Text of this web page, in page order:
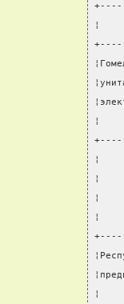
¦
¦
¦
¦
¦
¦
¦